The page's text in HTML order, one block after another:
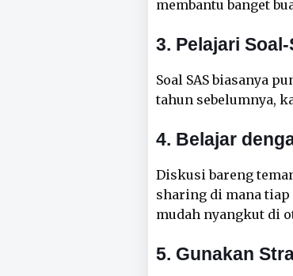
membantu banget
3. Pelajari
Soal SAS biasanya
tahun sebelumnya,
4. Belajar
Diskusi bareng
sharing di mana
mudah nyangkut di
5. Gunakan